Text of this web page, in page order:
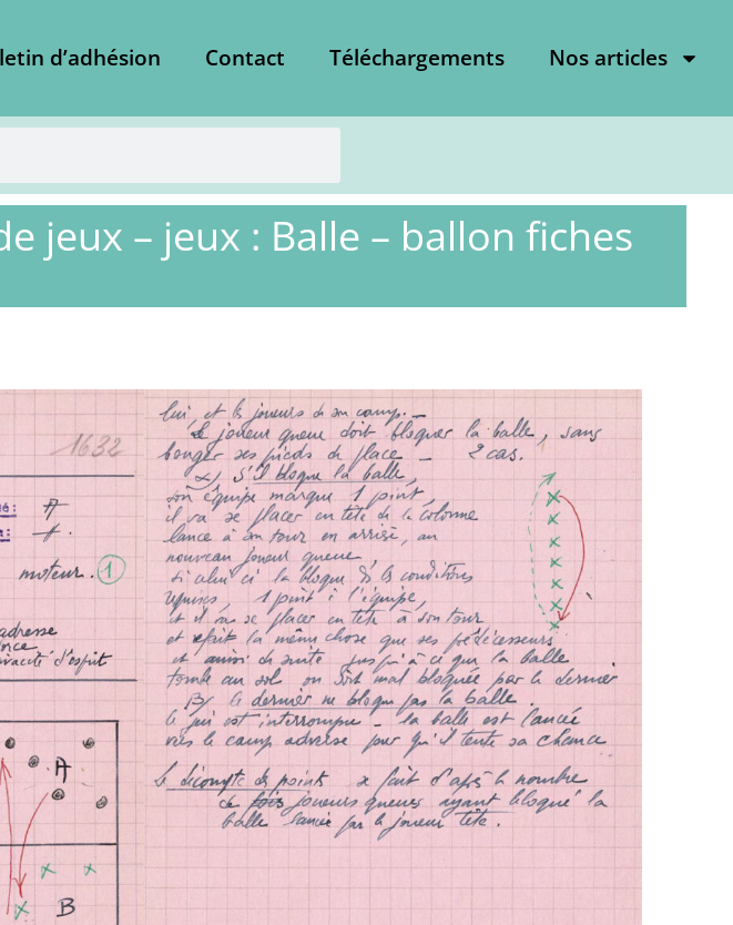
d’adhésion Contact Téléchargements Nos articles
jeux – jeux : Balle – ballon fiches